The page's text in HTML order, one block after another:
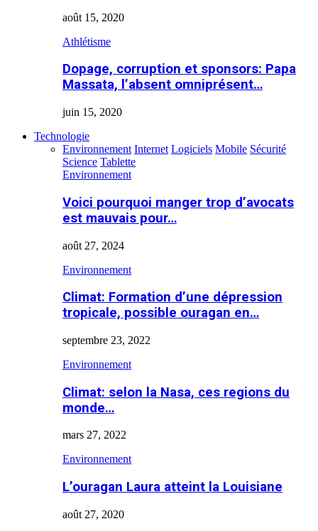
août 15, 2020
Athlétisme
Dopage, corruption et sponsors: Papa
Massata, l’absent omniprésent…
juin 15, 2020
Technologie
Environnement Internet Logiciels Mobile Sécurité
Science Tablette
Environnement
Voici pourquoi manger trop d’avocats
est mauvais pour…
août 27, 2024
Environnement
Climat: Formation d’une dépression
tropicale, possible ouragan en…
septembre 23, 2022
Environnement
Climat: selon la Nasa, ces regions du
monde…
mars 27, 2022
Environnement
L’ouragan Laura atteint la Louisiane
août 27, 2020